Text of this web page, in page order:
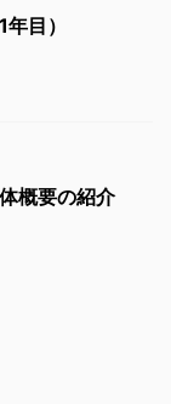
目）
概要の紹介